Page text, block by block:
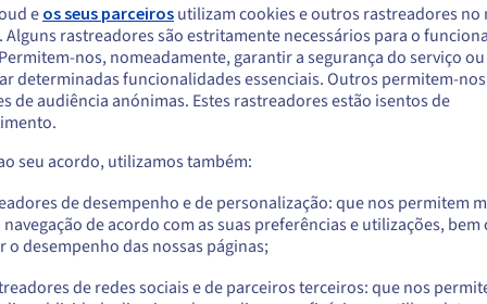
25 Gbps 50 Gbps
que está localizado em Estados
encomendar a partir de Estados Unidos, terá de consultar e criar uma conta
do país em questão.
ao website do Estados Unidos
us.ovhcloud.com/
bare-metal Inglês USD - $
ou
eos seus parceiros utilizam cookies e outros rastreadores no
Alguns rastreadores são estritamente necessários para o
nos, nomeadamente, garantir a segurança do serviço ou
determinadas funcionalidades essenciais. Outros permitem-
de audiência anónimas. Estes rastreadores estão isentos de
seu acordo, utilizamos também:
de desempenho e de personalização: que nos permitem
navegação de acordo com as suas preferências e utilizações, bem
o desempenho das nossas páginas;
de redes sociais e de parceiros terceiros: que nos